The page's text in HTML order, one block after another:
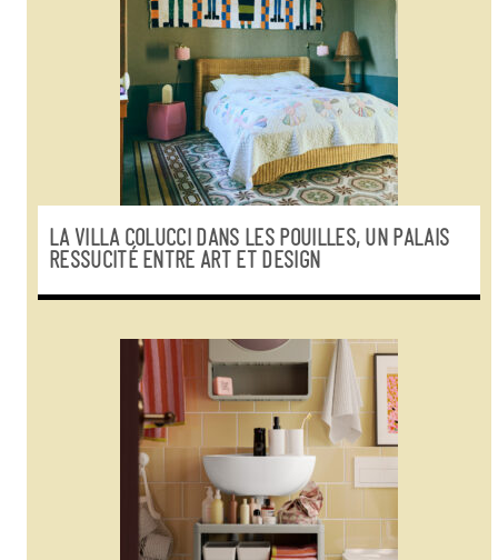
LA VILLA COLUCCI DANS LES POUILLES, UN PALAIS
RESSUCITÉ ENTRE ART ET DESIGN